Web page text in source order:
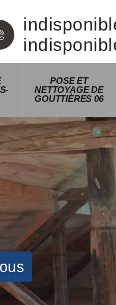
POSE ET
NETTOYAGE DE
GOUTTIÈRES 06